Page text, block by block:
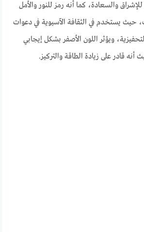
والسعادة، كما أنه رمز للنور والأمل
حيث يستخدم في الثقافة الآسيوية في دعوات
ويؤثر اللون الأصفر بشكل إيجابي
أنه قادر على زيادة الطاقة والتركيز.